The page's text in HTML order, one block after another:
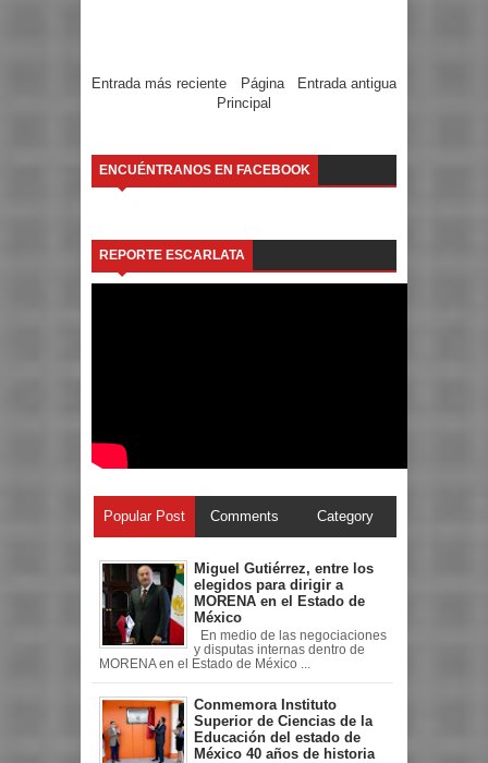
Entrada más reciente Entrada antigua
Página
Principal
ENCUÉNTRANOS EN FACEBOOK
REPORTE ESCARLATA
Popular Post Comments Category
Miguel Gutiérrez, entre los
elegidos para dirigir a
MORENA en el Estado de
México
En medio de las negociaciones
y disputas internas dentro de
MORENA en el Estado de México ...
Conmemora Instituto
Superior de Ciencias de la
Educación del estado de
México 40 años de historia